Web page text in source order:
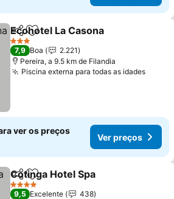
PartilharAdicionar aos favoritos
Ecohotel La Casona
3 Estrelas
7,9 Boa
2.221
Pereira, a 9.5 km de Filandia
Piscina externa para todas as idades
ver os preços
Ver preços
PartilharAdicionar aos favoritos
Cotinga Hotel Spa
4 Estrelas
9,5 Excelente
438